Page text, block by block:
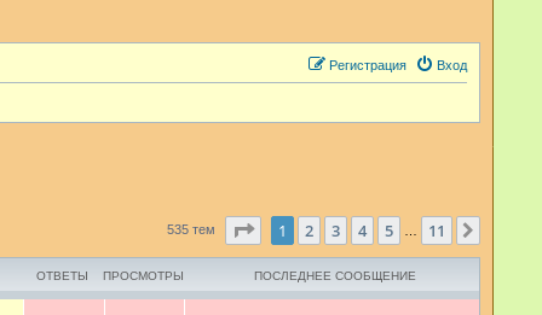
Вход
Регистрация
535 тем Страница1 из 11
1 2 3 4 5 11
ОТВЕТЫ ПРОСМОТРЫ ПОСЛЕДНЕЕ СООБЩЕНИЕ